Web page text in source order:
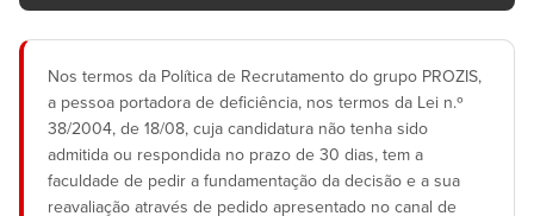
Nos termos da Política de Recrutamento do grupo PROZIS,
a pessoa portadora de deficiência, nos termos da Lei n.º
38/2004, de 18/08, cuja candidatura não tenha sido
admitida ou respondida no prazo de 30 dias, tem a
faculdade de pedir a fundamentação da decisão e a sua
reavaliação através de pedido apresentado no canal de